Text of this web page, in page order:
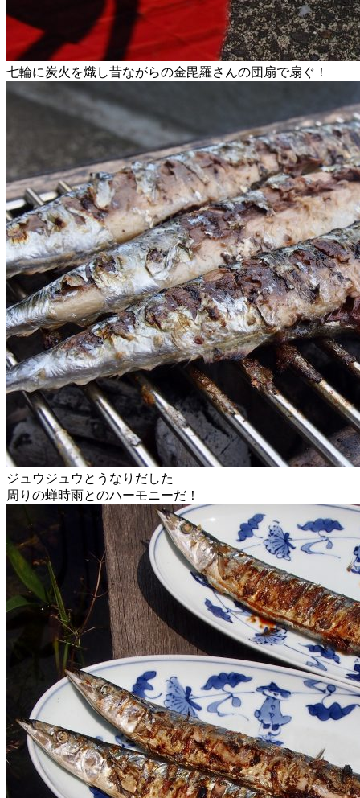
七輪に炭火を熾し昔ながらの金毘羅さんの団扇で扇ぐ！
ジュウジュウとうなりだした
周りの蝉時雨とのハーモニーだ！